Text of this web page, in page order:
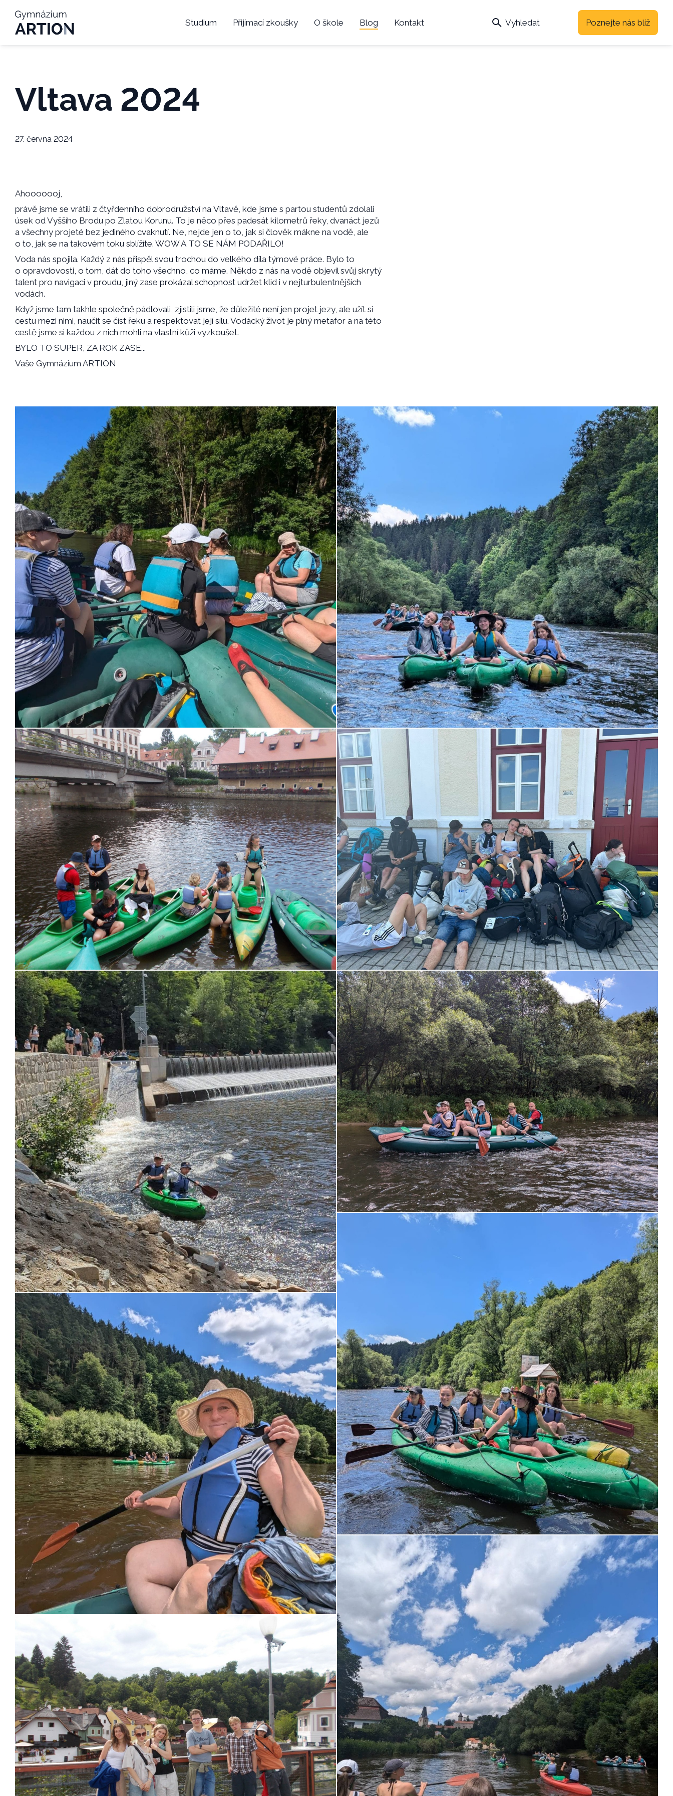
Studium Přijímací zkoušky O škole Blog Kontakt Vyhledat Poznejte nás blíž
Vltava 2024
27. června 2024
Ahooooooj,
právě jsme se vrátili z čtyřdenního dobrodružství na Vltavě, kde jsme s partou studentů zdolali
úsek od Vyššího Brodu po Zlatou Korunu. To je něco přes padesát kilometrů řeky, dvanáct jezů
a všechny projeté bez jediného cvaknutí. Ne, nejde jen o to, jak si člověk mákne na vodě, ale
o to, jak se na takovém toku sblížíte. WOW A TO SE NÁM PODAŘILO!
Voda nás spojila. Každý z nás přispěl svou trochou do velkého díla týmové práce. Bylo to
o opravdovosti, o tom, dát do toho všechno, co máme. Někdo z nás na vodě objevil svůj skrytý
talent pro navigaci v proudu, jiný zase prokázal schopnost udržet klid i v nejturbulentnějších
vodách.
Když jsme tam takhle společně pádlovali, zjistili jsme, že důležité není jen projet jezy, ale užít si
cestu mezi nimi, naučit se číst řeku a respektovat její sílu. Vodácký život je plný metafor a na této
cestě jsme si každou z nich mohli na vlastní kůži vyzkoušet.
BYLO TO SUPER, ZA ROK ZASE...
Vaše Gymnázium ARTION